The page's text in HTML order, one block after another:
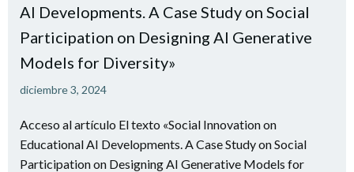
AI Developments. A Case Study on Social
Participation on Designing AI Generative
Models for Diversity»
diciembre 3, 2024
Acceso al artículo El texto «Social Innovation on
Educational AI Developments. A Case Study on Social
Participation on Designing AI Generative Models for